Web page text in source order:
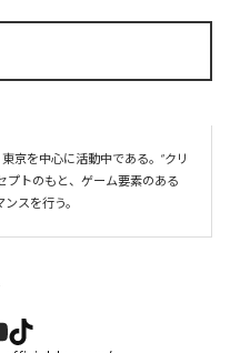
京を中心に活動中である。“クリ
プトのもと、ゲーム要素のある